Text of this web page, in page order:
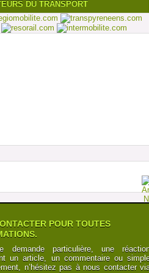
DU TRANSPORT
POUR TOUTES
demande particulière, une
un article, un commentaire ou
n’hésitez pas à nous contacter